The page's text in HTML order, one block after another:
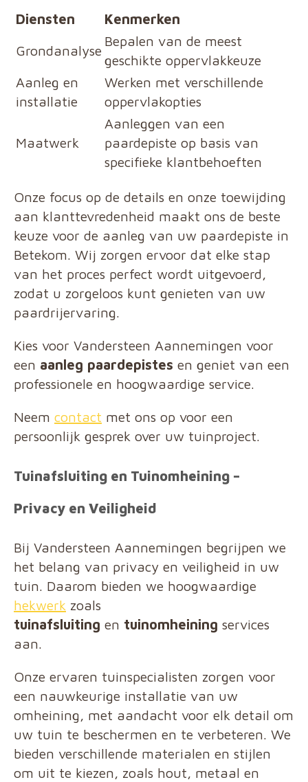
Diensten
Kenmerken
Grondanalyse
Bepalen van de meest
geschikte oppervlakkeuze
Aanleg en
installatie
Werken met verschillende
oppervlakopties
Maatwerk
Aanleggen van een
paardepiste op basis van
specifieke klantbehoeften
Onze focus op de details en onze toewijding
aan klanttevredenheid maakt ons de beste
keuze voor de aanleg van uw paardepiste in
Betekom. Wij zorgen ervoor dat elke stap
van het proces perfect wordt uitgevoerd,
zodat u zorgeloos kunt genieten van uw
paardrijervaring.
Kies voor Vandersteen Aannemingen voor
een aanleg paardepistes en geniet van een
professionele en hoogwaardige service.
Neem contact met ons op voor een
persoonlijk gesprek over uw tuinproject.
Tuinafsluiting en Tuinomheining –
Privacy en Veiligheid
Bij Vandersteen Aannemingen begrijpen we
het belang van privacy en veiligheid in uw
tuin. Daarom bieden we hoogwaardige
hekwerk zoals
tuinafsluiting en tuinomheining services
aan.
Onze ervaren tuinspecialisten zorgen voor
een nauwkeurige installatie van uw
omheining, met aandacht voor elk detail om
uw tuin te beschermen en te verbeteren. We
bieden verschillende materialen en stijlen
om uit te kiezen, zoals hout, metaal en